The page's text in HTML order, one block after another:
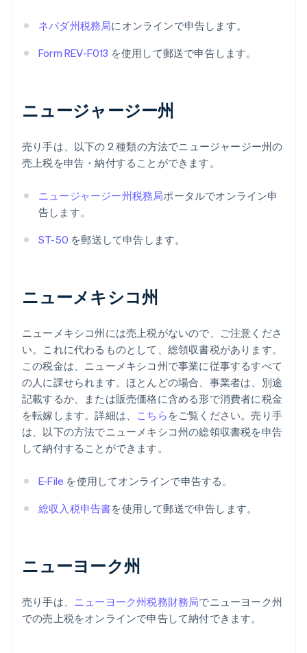
ネバダ州税務局にオンラインで申告します。
Form REV-F013 を使用して郵送で申告します。
ニュージャージー州
売り手は、以下の 2 種類の方法でニュージャージー州の
売上税を申告・納付することができます。
ニュージャージー州税務局ポータルでオンライン申
告します。
ST-50 を郵送して申告します。
ニューメキシコ州
ニューメキシコ州には売上税がないので、ご注意くださ
い。これに代わるものとして、総領収書税があります。
この税金は、ニューメキシコ州で事業に従事するすべて
の人に課せられます。ほとんどの場合、事業者は、別途
記載するか、または販売価格に含める形で消費者に税金
を転嫁します。詳細は、 こちら をご覧ください。売り手
は、以下の方法でニューメキシコ州の総領収書税を申告
して納付することができます。
E-File を使用してオンラインで申告する。
総収入税申告書を使用して郵送で申告します。
ニューヨーク州
売り手は、 ニューヨーク州税務財務局でニューヨーク州
での売上税をオンラインで申告して納付できます。